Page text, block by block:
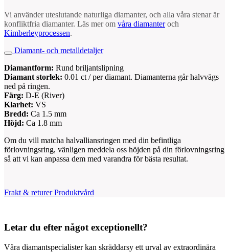
Vi använder uteslutande naturliga diamanter, och alla våra stenar är
konfliktfria diamanter. Läs mer om våra diamanteroch
Kimberleyprocessen.
Diamant- och metalldetaljer
Diamantform: Rund briljantslipning
Diamant storlek: 0.01 ct / per diamant. Diamanterna går halvvägs
ned på ringen.
Färg: D-E (River)
Klarhet: VS
Bredd: Ca 1.5 mm
Höjd: Ca 1.8 mm
Om du vill matcha halvalliansringen med din befintliga
förlovningsring, vänligen meddela oss höjden på din förlovningsring
så att vi kan anpassa dem med varandra för bästa resultat.
Frakt & returer Produktvård
Letar du efter något exceptionellt?
Våra diamantspecialister kan skräddarsy ett urval av extraordinära